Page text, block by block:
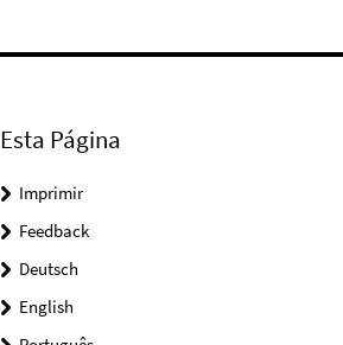
Esta Página
Imprimir
Feedback
Deutsch
English